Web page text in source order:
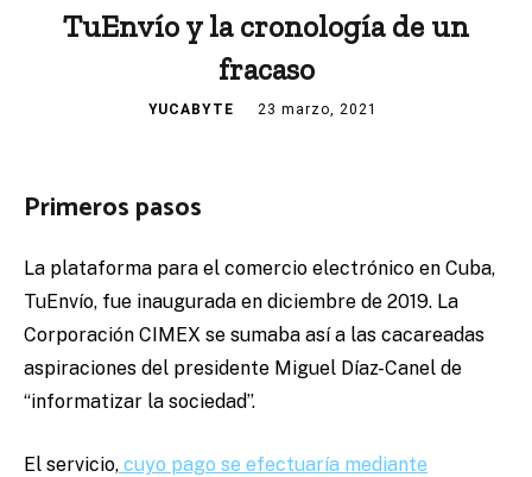
TuEnvío y la cronología de un
fracaso
YUCABYTE 23 marzo, 2021
Primeros pasos
La plataforma para el comercio electrónico en Cuba,
TuEnvío, fue inaugurada en diciembre de 2019. La
Corporación CIMEX se sumaba así a las cacareadas
aspiraciones del presidente Miguel Díaz-Canel de
“informatizar la sociedad”.
El servicio, cuyo pago se efectuaría mediante